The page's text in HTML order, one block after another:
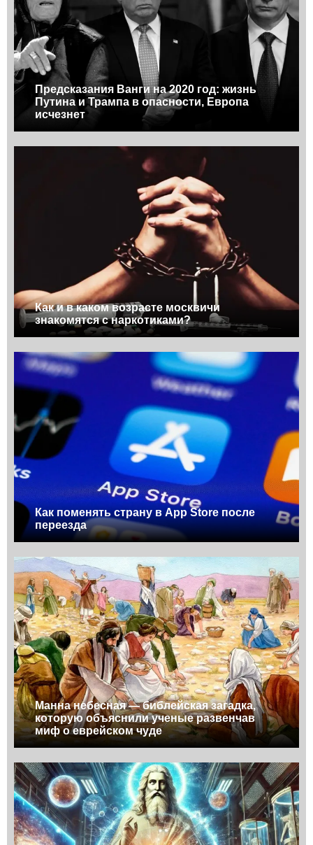
Предсказания Ванги на 2020 год: жизнь
Путина и Трампа в опасности, Европа
исчезнет
Как и в каком возрасте москвичи
знакомятся с наркотиками?
Как поменять страну в App Store после
переезда
Манна небесная — библейская загадка,
которую объяснили ученые развенчав
миф о еврейском чуде